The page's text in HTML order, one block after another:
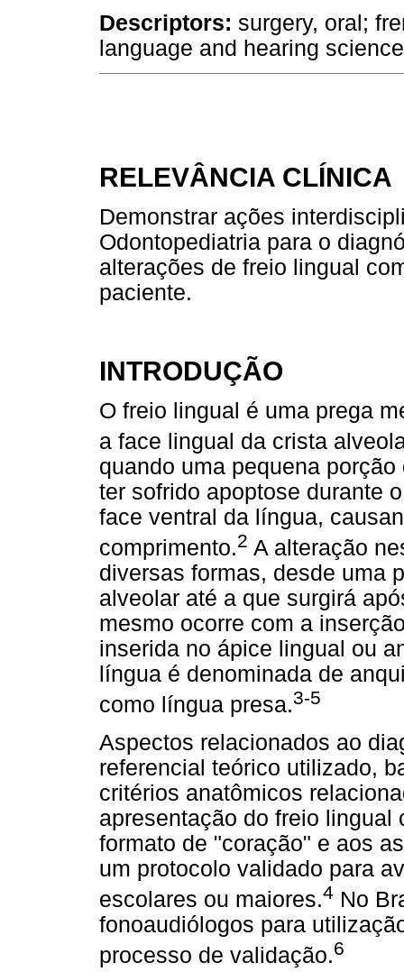
Descriptors: surgery, oral;
language and hearing
RELEVÂNCIA CLÍNICA
Demonstrar ações
Odontopediatria para o
alterações de freio lingual
paciente.
INTRODUÇÃO
O freio lingual é uma prega
a face lingual da crista
quando uma pequena
ter sofrido apoptose durante
face ventral da língua,
comprimento.2 A alteração
diversas formas, desde uma
alveolar até a que surgirá
mesmo ocorre com a
inserida no ápice lingual ou
língua é denominada de
como língua presa.3-5
Aspectos relacionados ao
referencial teórico utilizado,
critérios anatômicos
apresentação do freio lingual
formato de "coração" e aos
um protocolo validado para
escolares ou maiores.4 No
fonoaudiólogos para
processo de validação.6